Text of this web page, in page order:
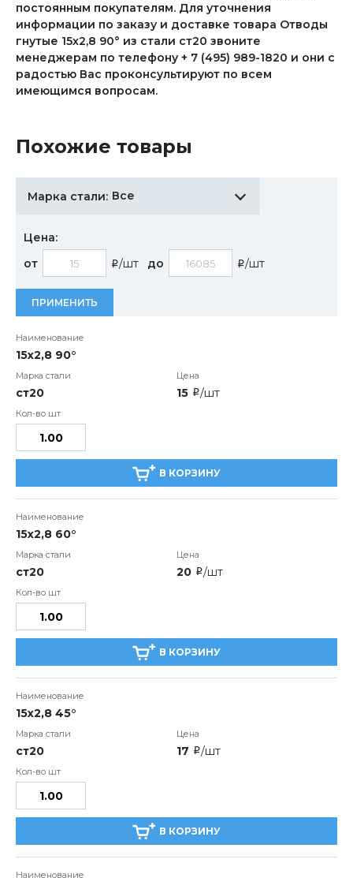
постоянным покупателям. Для уточнения
информации по заказу и доставке товара Отводы
гнутые 15x2,8 90° из стали ст20 звоните
менеджерам по телефону + 7 (495) 989-1820 и они с
радостью Вас проконсультируют по всем
имеющимся вопросам.
Похожие товары
Марка стали: Все
Цена:
от
i/шт до i/шт
ПРИМЕНИТЬ
15x2,8 90°
ст20 15 i/шт
В КОРЗИНУ
15x2,8 60°
ст20 20 i/шт
В КОРЗИНУ
15x2,8 45°
ст20 17 i/шт
В КОРЗИНУ